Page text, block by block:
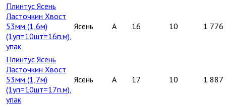
Плинтус Ясень
Ласточкин Хвост
53мм (1,6м)
(1уп=10шт=16п.м),
упак
Ясень A 16 10 1 776
Плинтус Ясень
Ласточкин Хвост
53мм (1,7м)
(1уп=10шт=17п.м),
упак
Ясень A 17 10 1 887